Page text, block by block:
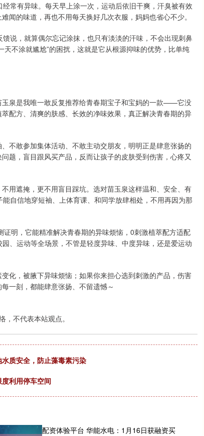
常有异味。每天早上涂一次，运动后依旧干爽，汗臭被有效
闻的味道，再也不用每天换好几次衣服，妈妈也省心不少。
说，就算偶尔忘记涂抹，也只有淡淡的汗味，不会出现刺鼻
不涂就尴尬”的困扰，这就是它从根源抑味的优势，比单纯
泉是我唯一敢反复推荐给青春期宝子和宝妈的一款——它没
配方、清爽的肤感、长效的净味效果，真正解决青春期的异
不敢参加集体活动、不敢主动交朋友，明明正是肆意张扬的
题，盲目跟风买产品，反而让孩子的皮肤受到伤害，心疼又
用遮掩，更不用盲目踩坑。选对苗玉泉这样温和、安全、有
自信地穿短袖、上体育课、和同学放肆相处，不用再因为那
明，它能精准解决青春期的异味烦恼，0刺激植萃配方适配
、运动等全场景，不管是轻度异味、中度异味，还是爱运动
化，被腋下异味烦恼；如果你来担心选到刺激的产品，伤害
一刻，都能肆意张扬、不留遗憾～
，不代表本站观点。
质安全，防止藻毒素污染
利用停车空间
配资体验平台 华能水电：1月16日获融资买